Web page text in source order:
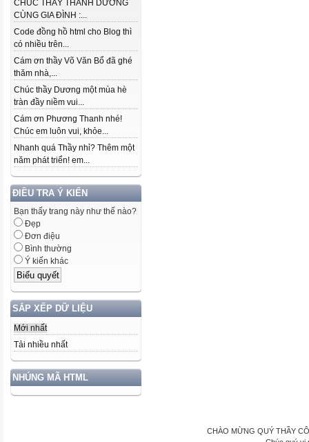
CHÚC THẦY THANH DƯƠNG
CÙNG GIA ĐÌNH :...
Code đồng hồ html cho Blog thì
có nhiều trên...
Cám ơn thầy Võ Văn Bổ đã ghé
thăm nhà,...
Chúc thầy Dương một mùa hè
tràn đầy niềm vui...
Cám ơn Phương Thanh nhé!
Chúc em luôn vui, khỏe...
Nhanh quá Thầy nhỉ? Thêm một
năm phát triển! em...
ĐIỀU TRA Ý KIẾN
Bạn thấy trang này như thế nào?
Đẹp
Đơn điệu
Bình thường
Ý kiến khác
SẮP XẾP DỮ LIỆU
Mới nhất
Tải nhiều nhất
NHÚNG MÃ HTML
CHÀO MỪNG QUÝ THẦY